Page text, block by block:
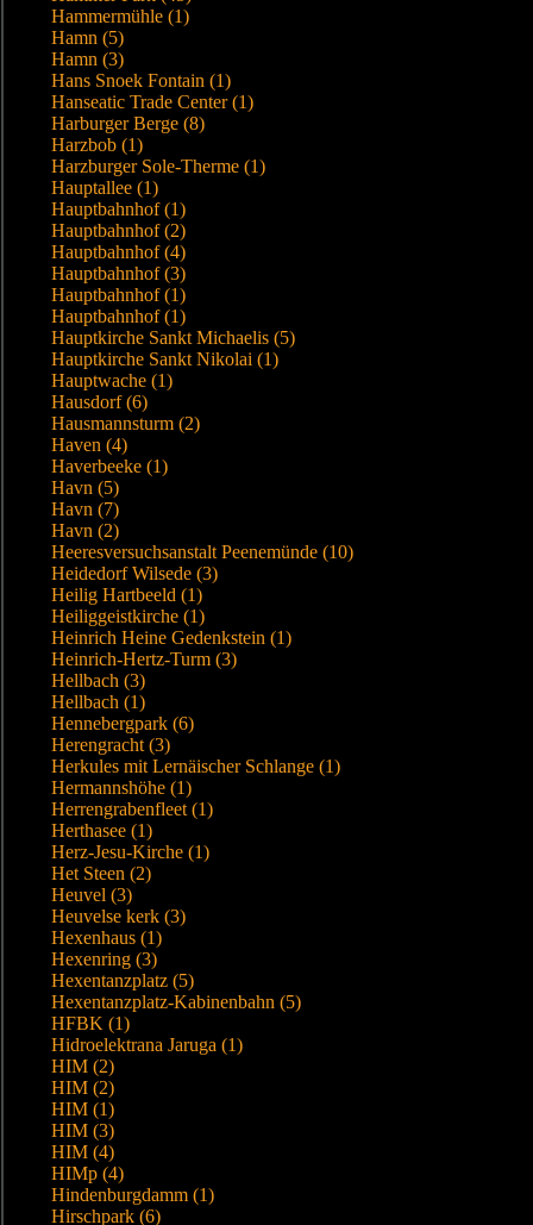
Hammermühle (1)
Hamn (5)
Hamn (3)
Hans Snoek Fontain (1)
Hanseatic Trade Center (1)
Harburger Berge (8)
Harzbob (1)
Harzburger Sole-Therme (1)
Hauptallee (1)
Hauptbahnhof (1)
Hauptbahnhof (2)
Hauptbahnhof (4)
Hauptbahnhof (3)
Hauptbahnhof (1)
Hauptbahnhof (1)
Hauptkirche Sankt Michaelis (5)
Hauptkirche Sankt Nikolai (1)
Hauptwache (1)
Hausdorf (6)
Hausmannsturm (2)
Haven (4)
Haverbeeke (1)
Havn (5)
Havn (7)
Havn (2)
Heeresversuchsanstalt Peenemünde (10)
Heidedorf Wilsede (3)
Heilig Hartbeeld (1)
Heiliggeistkirche (1)
Heinrich Heine Gedenkstein (1)
Heinrich-Hertz-Turm (3)
Hellbach (3)
Hellbach (1)
Hennebergpark (6)
Herengracht (3)
Herkules mit Lernäischer Schlange (1)
Hermannshöhe (1)
Herrengrabenfleet (1)
Herthasee (1)
Herz-Jesu-Kirche (1)
Het Steen (2)
Heuvel (3)
Heuvelse kerk (3)
Hexenhaus (1)
Hexenring (3)
Hexentanzplatz (5)
Hexentanzplatz-Kabinenbahn (5)
HFBK (1)
Hidroelektrana Jaruga (1)
HIM (2)
HIM (2)
HIM (1)
HIM (3)
HIM (4)
HIMp (4)
Hindenburgdamm (1)
Hirschpark (6)